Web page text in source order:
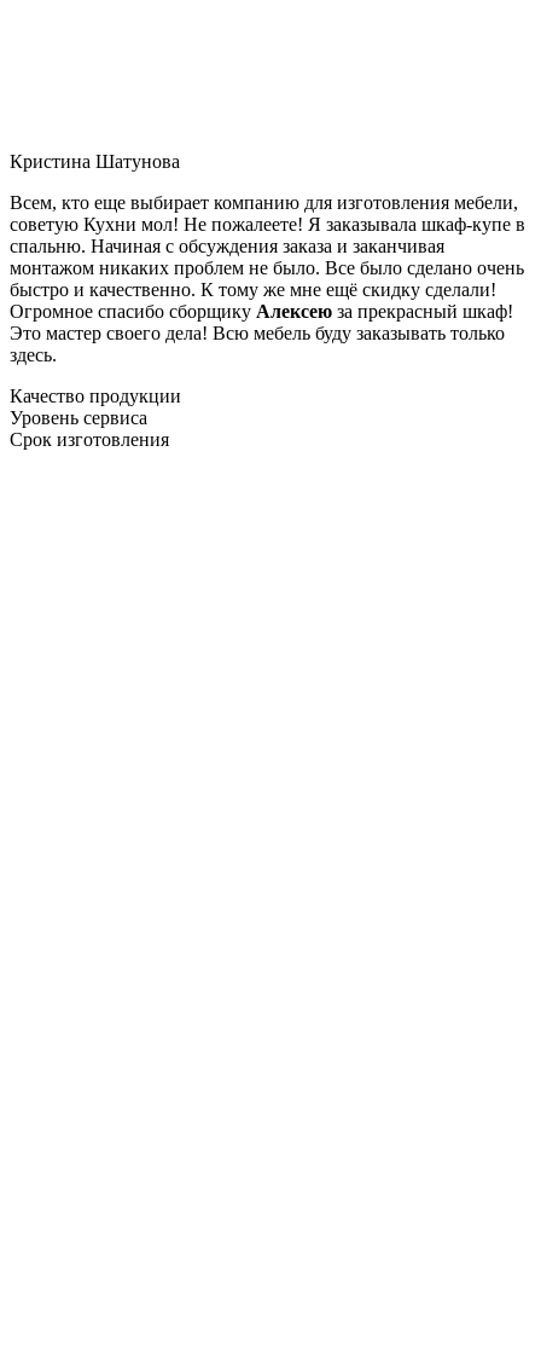
Кристина Шатунова
Всем, кто еще выбирает компанию для изготовления мебели,
советую Кухни мол! Не пожалеете! Я заказывала шкаф-купе в
спальню. Начиная с обсуждения заказа и заканчивая
монтажом никаких проблем не было. Все было сделано очень
быстро и качественно. К тому же мне ещё скидку сделали!
Огромное спасибо сборщику Алексею за прекрасный шкаф!
Это мастер своего дела! Всю мебель буду заказывать только
здесь.
Качество продукции
Уровень сервиса
Срок изготовления